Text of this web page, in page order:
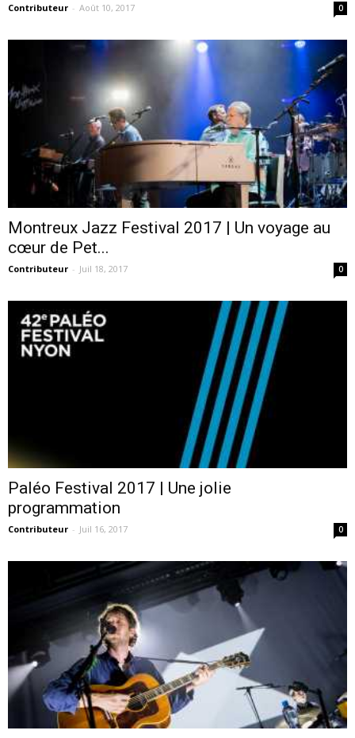
Contributeur - Août 10, 2017 0
Montreux Jazz Festival 2017 | Un voyage au
cœur de Pet...
Contributeur - Juil 18, 2017 0
Paléo Festival 2017 | Une jolie
programmation
Contributeur - Juil 16, 2017 0